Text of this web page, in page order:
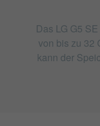
Das LG G5
von bis zu 32
kann der